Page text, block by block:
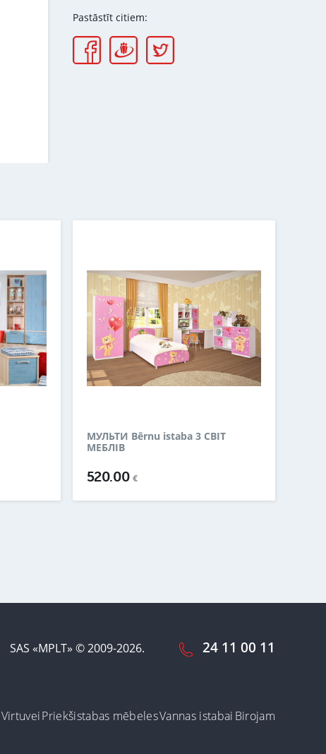
Pastāstīt citiem:
МУЛЬТИ Bērnu istaba 3 СВІТ
МЕБЛІВ
520.00 €
SAS «MPLT» © 2009-2026. 24 11 00 11
VirtuveiPriekšistabas mēbelesVannas istabai Birojam